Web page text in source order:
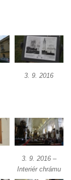
3. 9. 2016
3. 9. 2016 –
Interiér chrámu